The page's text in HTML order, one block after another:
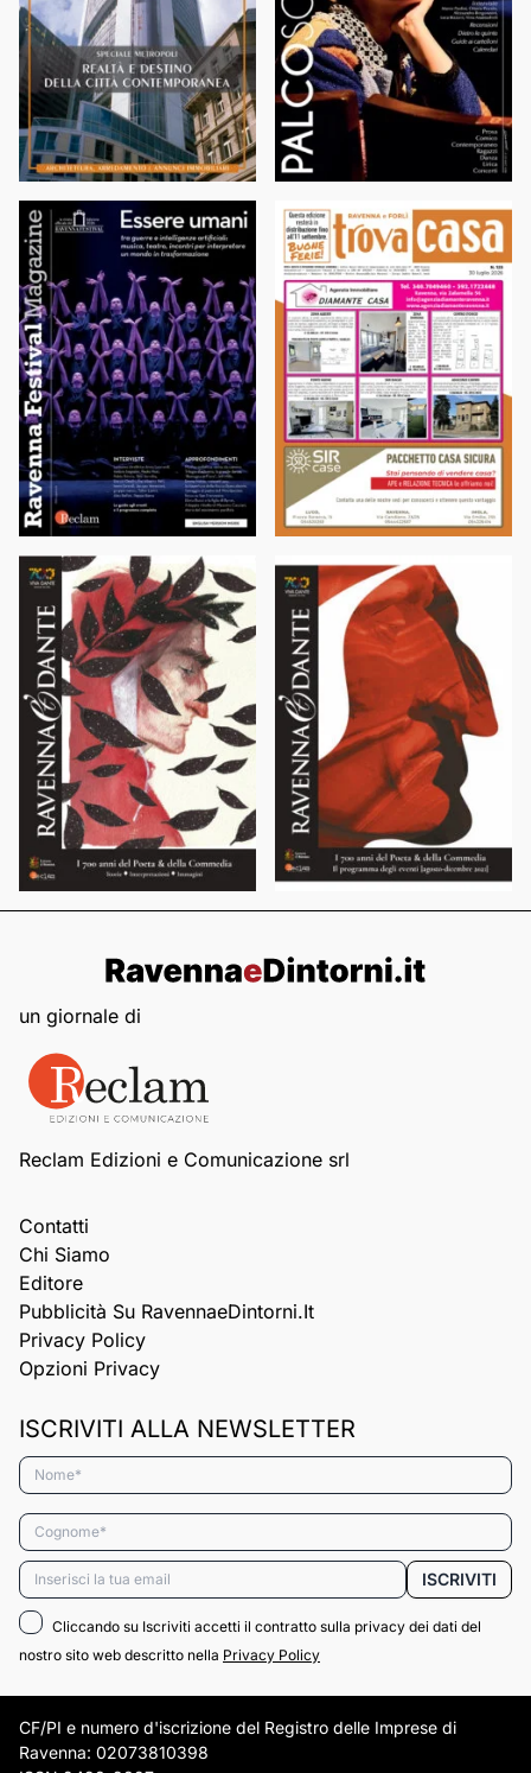
un giornale di
Reclam Edizioni e Comunicazione srl
Contatti
Chi Siamo
Editore
Pubblicità Su RavennaeDintorni.it
Privacy Policy
Opzioni Privacy
ISCRIVITI ALLA NEWSLETTER
Nome*
Cognome*
Email* ISCRIVITI
Cliccando su Iscriviti accetti il contratto sulla privacy dei dati del
nostro sito web descritto nella Privacy Policy
CF/PI e numero d'iscrizione del Registro delle Imprese di
Ravenna: 02073810398